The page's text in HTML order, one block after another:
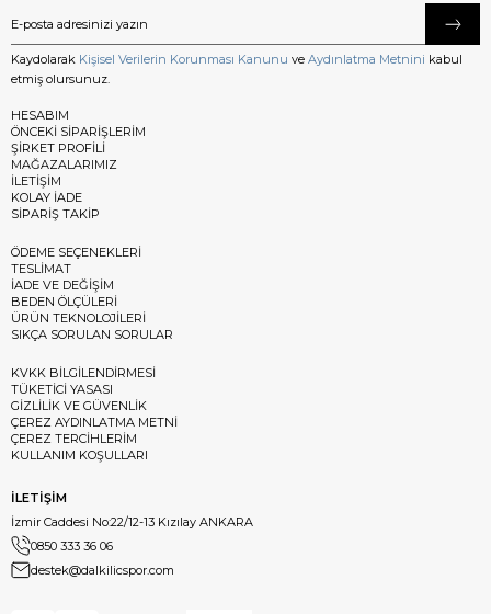
Kaydolarak Kişisel Verilerin Korunması Kanunu ve Aydınlatma Metnini kabul
etmiş olursunuz.
HESABIM
ÖNCEKİ SİPARİŞLERİM
ŞİRKET PROFİLİ
MAĞAZALARIMIZ
İLETİŞİM
KOLAY İADE
SİPARİŞ TAKİP
ÖDEME SEÇENEKLERİ
TESLİMAT
İADE VE DEĞİŞİM
BEDEN ÖLÇÜLERİ
ÜRÜN TEKNOLOJİLERİ
SIKÇA SORULAN SORULAR
KVKK BİLGİLENDİRMESİ
TÜKETİCİ YASASI
GİZLİLİK VE GÜVENLİK
ÇEREZ AYDINLATMA METNİ
ÇEREZ TERCİHLERİM
KULLANIM KOŞULLARI
İLETİŞİM
İzmir Caddesi No:22/12-13 Kızılay ANKARA
0850 333 36 06
destek@dalkilicspor.com